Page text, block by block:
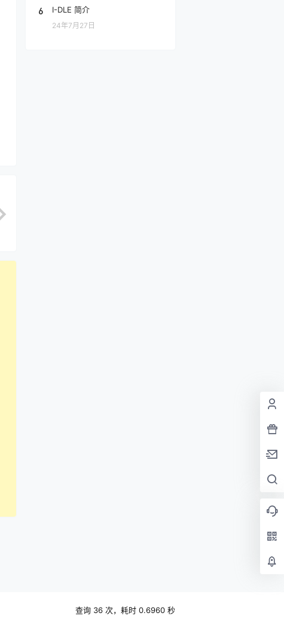
6 I-DLE 简介
24年7月27日
查询 36 次，耗时 0.6960 秒